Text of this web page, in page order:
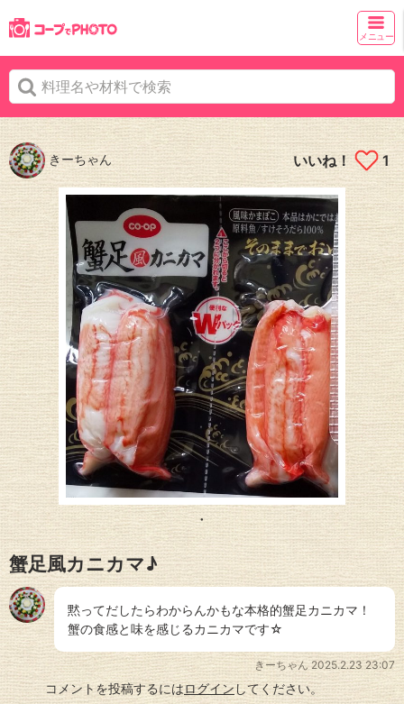
メニュー
きーちゃん いいね！ 1
蟹足風カニカマ♪
黙ってだしたらわからんかもな本格的蟹足カニカマ！
蟹の食感と味を感じるカニカマです☆
きーちゃん2025.2.23 23:07
コメントを投稿するにはログインしてください。